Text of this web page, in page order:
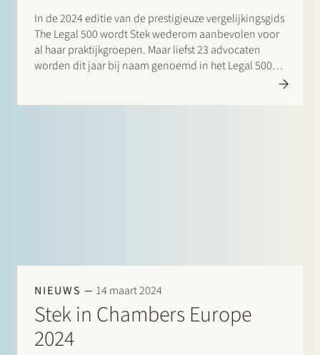
In de 2024 editie van de prestigieuze vergelijkingsgids
The Legal 500 wordt Stek wederom aanbevolen voor
al haar praktijkgroepen. Maar liefst 23 advocaten
worden dit jaar bij naam genoemd in het Legal 500
NIEUWS 14 maart 2024
Stek in Chambers Europe
2024